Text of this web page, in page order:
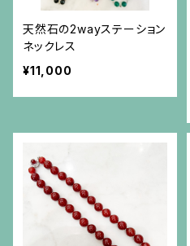
天然石の2wayステーション
ネックレス
¥11,000